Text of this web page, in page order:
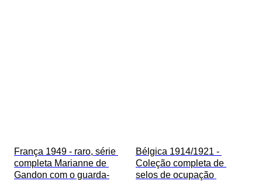
França 1949 - raro, série
completa Marianne de
Gandon com o guarda-
Bélgica 1914/1921 -
Coleção completa de
selos de ocupação